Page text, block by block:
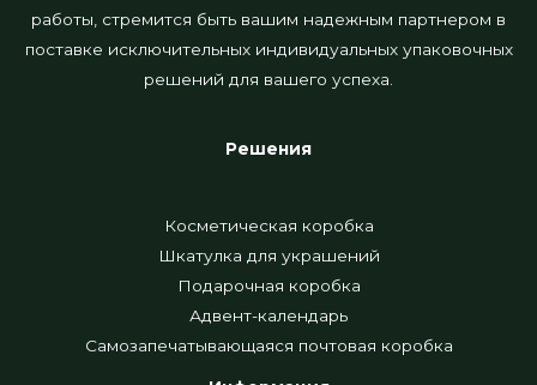
работы, стремится быть вашим надежным партнером в
поставке исключительных индивидуальных упаковочных
решений для вашего успеха.
Решения
Косметическая коробка
Шкатулка для украшений
Подарочная коробка
Адвент-календарь
Самозапечатывающаяся почтовая коробка